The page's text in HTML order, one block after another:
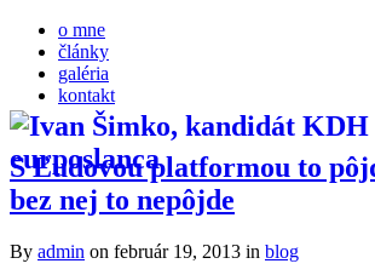
o mne
články
galéria
kontakt
S Ľudovou platformou to
bez nej to nepôjde
By admin on február 19, 2013 in blog